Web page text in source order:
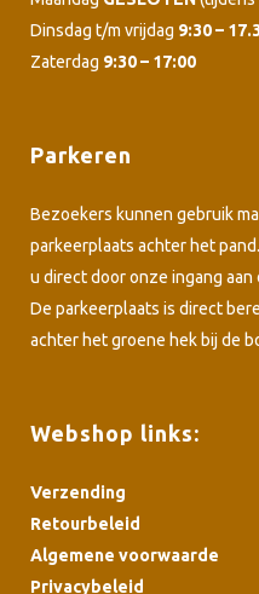
Dinsdag t/m vrijdag 9:30 –
Zaterdag 9:30 – 17:00
Parkeren
Bezoekers kunnen gebruik
parkeerplaats achter het
u direct door onze ingang
De parkeerplaats is direct
achter het groene hek bij de
Webshop links:
Verzending
Retourbeleid
Algemene voorwaarde
Privacybeleid